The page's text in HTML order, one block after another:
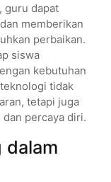
guru dapat
memberikan
perbaikan.
siswa
kebutuhan
tidak
tetapi juga
percaya diri.
dalam